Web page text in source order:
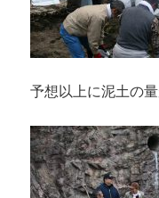
予想以上に泥土の